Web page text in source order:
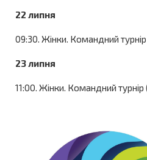
22 липня
09:30. Жінки. Командний
23 липня
11:00. Жінки. Командний